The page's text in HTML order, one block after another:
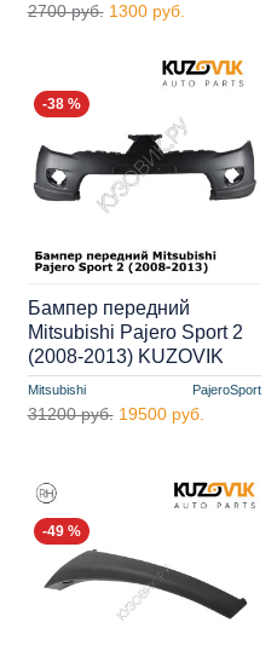
2700 руб. 1300 руб.
-38 %
Mitsubishi PajeroSport
Бампер передний
Mitsubishi Pajero Sport 2
(2008-2013) KUZOVIK
31200 руб. 19500 руб.
-49 %